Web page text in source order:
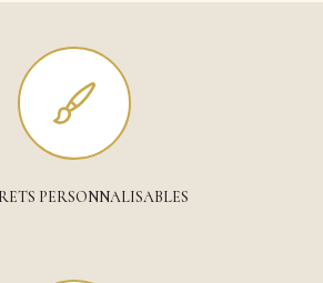
PERSONNALISABLES